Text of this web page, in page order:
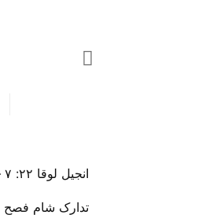
انجیل لوقا ۲۲: ۷ – ۲۰
تدارک شام فصح